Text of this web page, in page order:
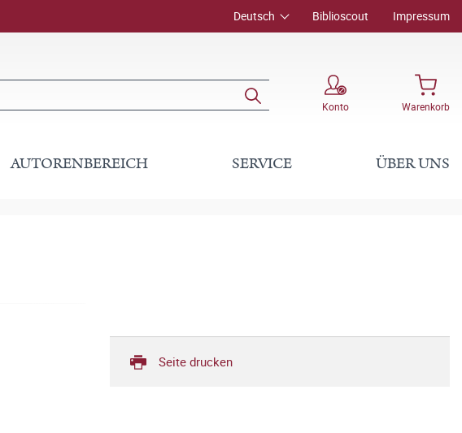
Deutsch Biblioscout Impressum
Konto Warenkorb
AUTORENBEREICH SERVICE ÜBER UNS
Seite drucken